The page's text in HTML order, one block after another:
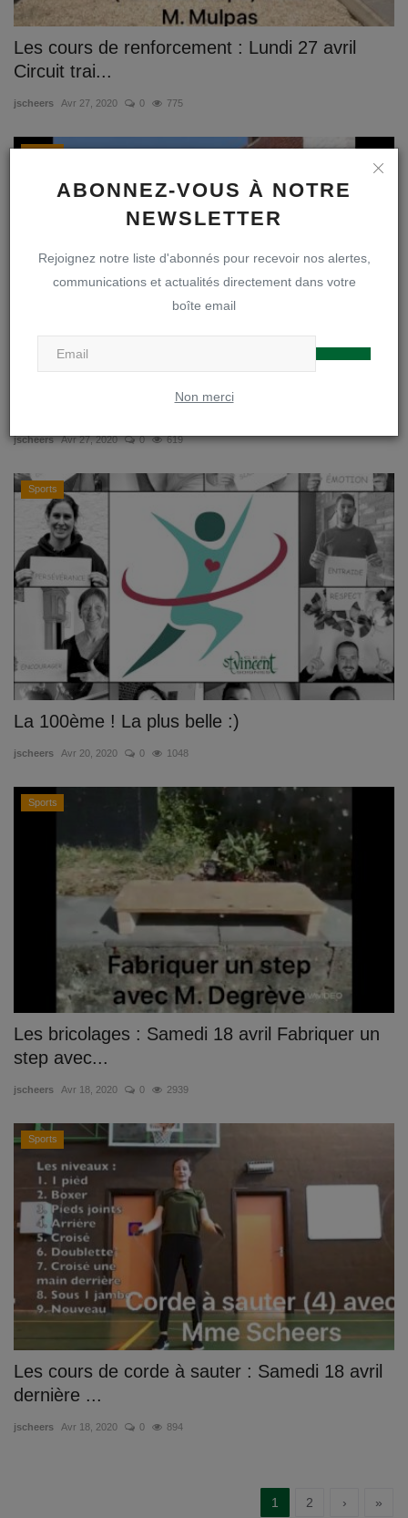
ABONNEZ-VOUS À NOTRE
NEWSLETTER
Rejoignez notre liste d'abonnés pour recevoir nos alertes,
communications et actualités directement dans votre
boîte email
Non merci
Les cours de renforcement : Lundi 27 avril
Circuit trai...
jscheers Avr 27, 2020 0 775
Sports
jscheers Avr 27, 2020 0 619
Sports
La 100ème ! La plus belle :)
jscheers Avr 20, 2020 0 1048
Sports
Les bricolages : Samedi 18 avril Fabriquer un
step avec...
jscheers Avr 18, 2020 0 2939
Sports
Les cours de corde à sauter : Samedi 18 avril
dernière ...
jscheers Avr 18, 2020 0 894
1 2 › »